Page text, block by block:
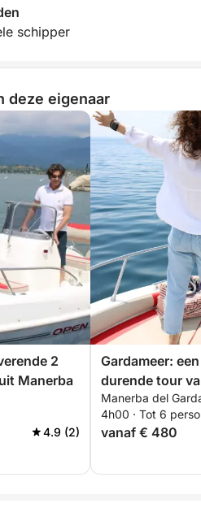
schipper
deze eigenaar
2
Manerba
4.9 (2)
Gardameer:
durende tour
Manerba del
4h00 · Tot 6
vanaf € 480